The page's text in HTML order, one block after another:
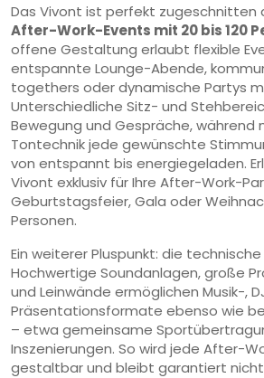
Das Vivont ist perfekt zugeschnitten
After-Work-Events mit 20 bis 120
offene Gestaltung erlaubt flexible
entspannte Lounge-Abende,
togethers oder dynamische Partys
Unterschiedliche Sitz- und
Bewegung und Gespräche, während
Tontechnik jede gewünschte
von entspannt bis energiegeladen.
Vivont exklusiv für Ihre After-Work-
Geburtstagsfeier, Gala oder
Personen.
Ein weiterer Pluspunkt: die
Hochwertige Soundanlagen, große
und Leinwände ermöglichen Musik-,
Präsentationsformate ebenso wie
– etwa gemeinsame
Inszenierungen. So wird jede After-
gestaltbar und bleibt garantiert